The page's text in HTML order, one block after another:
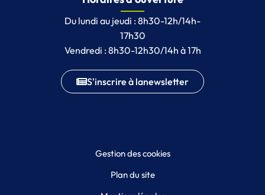
Du lundi au jeudi : 8h30-12h/14h-
17h30
Vendredi : 8h30-12h30/14h à 17h
S'inscrire à lanewsletter
Gestion des cookies
Plan du site